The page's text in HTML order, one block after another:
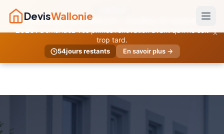
DevisWallonie
Primes temporaires Wallonie — Deadline 30 septembre
trop tard.
54jours restants En savoir plus →
×